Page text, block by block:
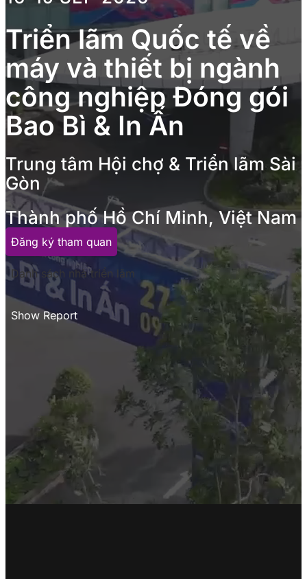
Triển lãm Quốc tế về
máy và thiết bị ngành
công nghiệp Đóng gói
Bao Bì & In Ấn
Trung tâm Hội chợ & Triển lãm Sài
Gòn
Thành phố Hồ Chí Minh, Việt Nam
Đăng ký tham quan
Danh sách nhà triển lãm
Show Report